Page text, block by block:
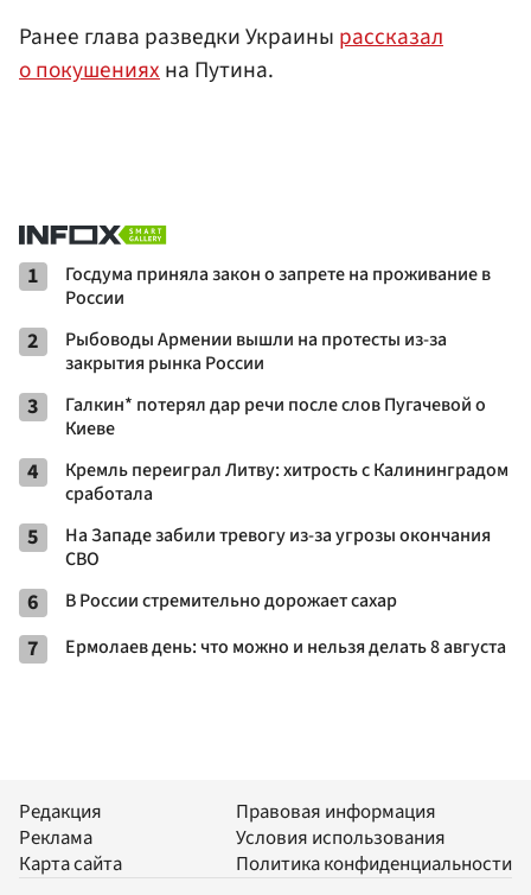
Ранее глава разведки Украины рассказал
о покушенияхна Путина.
1
Госдума приняла закон о запрете на проживание в
России
2
Рыбоводы Армении вышли на протесты из-за
закрытия рынка России
3
Галкин* потерял дар речи после слов Пугачевой о
Киеве
4
Кремль переиграл Литву: хитрость с Калининградом
сработала
5
На Западе забили тревогу из-за угрозы окончания
СВО
6 В России стремительно дорожает сахар
7 Ермолаев день: что можно и нельзя делать 8 августа
Редакция
Реклама
Карта сайта
Правовая информация
Условия использования
Политика конфиденциальности